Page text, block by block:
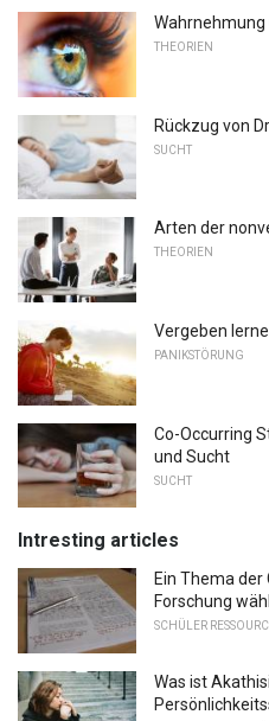
THEORIEN
Rückzug von
SUCHT
Arten der
THEORIEN
Vergeben
PANIKSTÖRUNG
Co-Occurring
und Sucht
SUCHT
Intresting articles
Ein Thema
Forschung
SCHÜLER
Was ist